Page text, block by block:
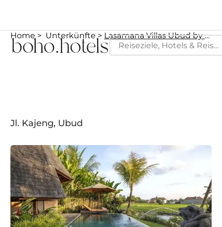
Home Unterkünfte Lasamana Villas Ubud by Pramana Villas
Jl. Kajeng, Ubud